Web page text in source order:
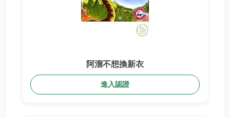
阿溜不想換新衣
進入認證